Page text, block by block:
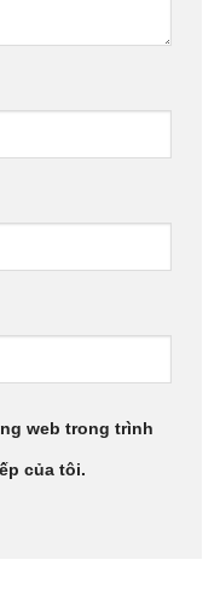
web trong trình
của tôi.